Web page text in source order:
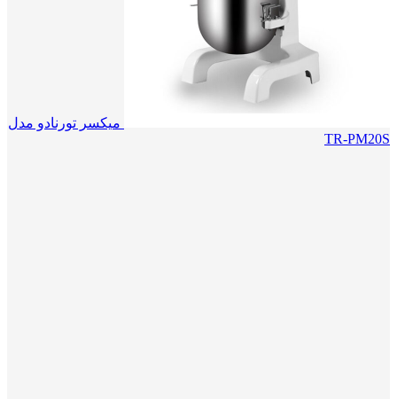
میکسر تورنادو مدل
TR-PM20S